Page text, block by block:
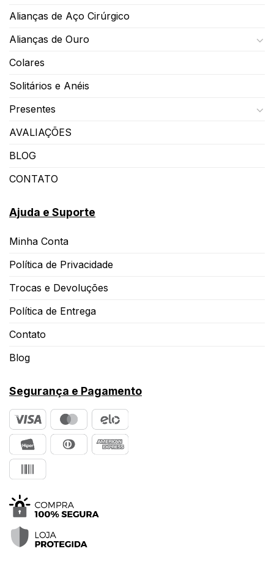
Alianças de Aço Cirúrgico
Alianças de Ouro
Colares
Solitários e Anéis
Presentes
AVALIAÇÕES
BLOG
CONTATO
Ajuda e Suporte
Minha Conta
Política de Privacidade
Trocas e Devoluções
Política de Entrega
Contato
Blog
Segurança e Pagamento